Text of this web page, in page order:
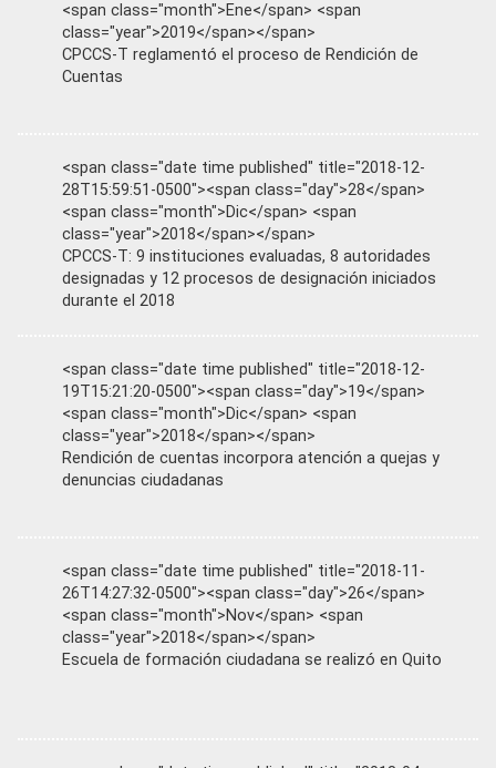
<span class="month">Ene</span> <span
class="year">2019</span></span>
CPCCS-T reglamentó el proceso de Rendición de
Cuentas
<span class="date time published" title="2018-12-
28T15:59:51-0500"><span class="day">28</span>
<span class="month">Dic</span> <span
class="year">2018</span></span>
CPCCS-T: 9 instituciones evaluadas, 8 autoridades
designadas y 12 procesos de designación iniciados
durante el 2018
<span class="date time published" title="2018-12-
19T15:21:20-0500"><span class="day">19</span>
<span class="month">Dic</span> <span
class="year">2018</span></span>
Rendición de cuentas incorpora atención a quejas y
denuncias ciudadanas
<span class="date time published" title="2018-11-
26T14:27:32-0500"><span class="day">26</span>
<span class="month">Nov</span> <span
class="year">2018</span></span>
Escuela de formación ciudadana se realizó en Quito